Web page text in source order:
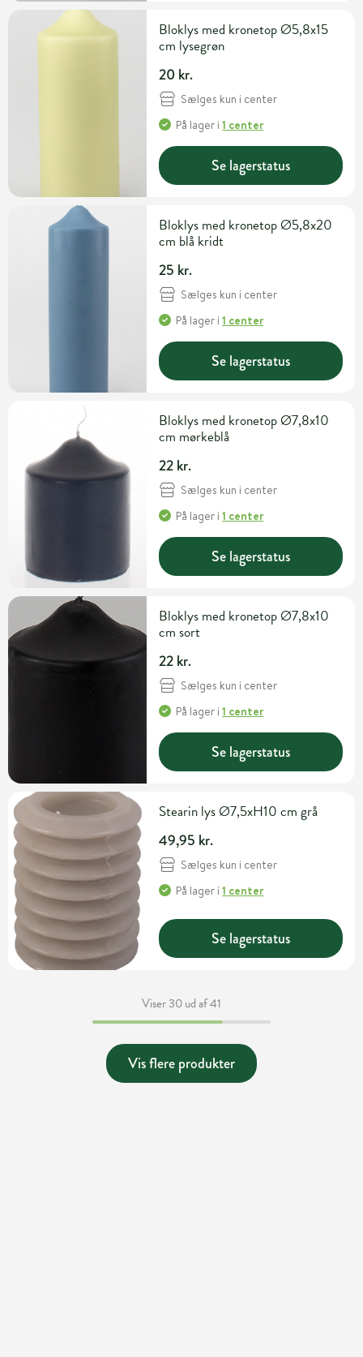
Bloklys med kronetop Ø5,8x15
cm lysegrøn
20 kr.
Sælges kun i center
På lager i1 center
Se lagerstatus
Bloklys med kronetop Ø5,8x20
cm blå kridt
25 kr.
Sælges kun i center
På lager i1 center
Se lagerstatus
Bloklys med kronetop Ø7,8x10
cm mørkeblå
22 kr.
Sælges kun i center
På lager i1 center
Se lagerstatus
Bloklys med kronetop Ø7,8x10
cm sort
22 kr.
Sælges kun i center
På lager i1 center
Se lagerstatus
Stearin lys Ø7,5xH10 cm grå
49,95 kr.
Sælges kun i center
På lager i1 center
Se lagerstatus
Viser 30 ud af 41
Vis flere produkter